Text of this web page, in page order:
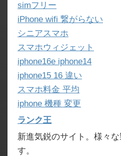
simフリー
iPhone wifi 繋がらない
シニアスマホ
スマホウィジェット
iphone16e iphone14
iphone15 16 違い
スマホ料金 平均
iphone 機種 変更
ランク王
新進気鋭のサイト。様々
す。